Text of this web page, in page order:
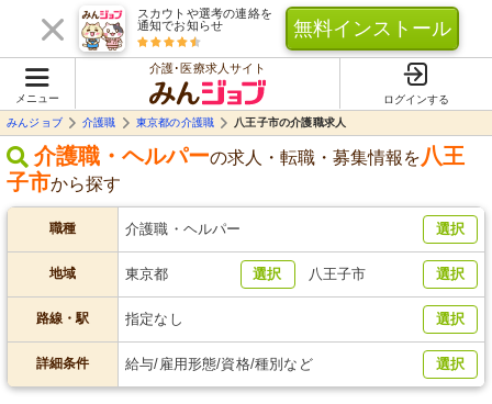
スカウトや選考の連絡を
通知でお知らせ
無料インストール
メニュー
介護･医療求人サイト
ログインする
みんジョブ
介護職 東京都の介護職 八王子市の介護職求人
介護職・ヘルパーの求人・転職・募集情報を 八王
子市から探す
職種 介護職・ヘルパー 選択
地域 東京都 選択 八王子市 選択
路線・駅 指定なし 選択
詳細条件 給与/雇用形態/資格/種別など 選択